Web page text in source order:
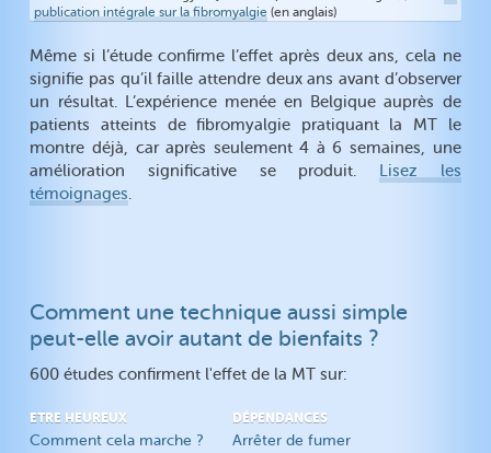
publication intégrale sur la fibromyalgie (en anglais)
Même si l’étude confirme l’effet après deux ans, cela ne
signifie pas qu’il faille attendre deux ans avant d’observer
un résultat. L’expérience menée en Belgique auprès de
patients atteints de fibromyalgie pratiquant la MT le
montre déjà, car après seulement 4 à 6 semaines, une
amélioration significative se produit.
Lisez les
témoignages.
Comment une technique aussi simple
peut-elle avoir autant de bienfaits ?
600 études confirment l'effet de la MT sur:
ETRE HEUREUX
Comment cela marche ?
DÉPENDANCES
Arrêter de fumer